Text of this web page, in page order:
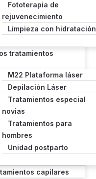
Fototerapia de
rejuvenecimiento
Limpieza con hidratación
tratamientos
M22 Plataforma láser
Depilación Láser
Tratamientos especial
novias
Tratamientos para
hombres
Unidad postparto
capilares